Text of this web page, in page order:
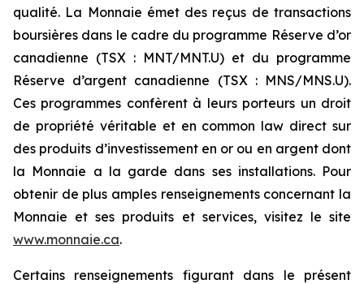
qualité. La Monnaie émet des reçus de transactions
boursières dans le cadre du programme Réserve d’or
canadienne (TSX : MNT/MNT.U) et du programme
Réserve d’argent canadienne (TSX : MNS/MNS.U).
Ces programmes confèrent à leurs porteurs un droit
de propriété véritable et en common law direct sur
des produits d’investissement en or ou en argent dont
la Monnaie a la garde dans ses installations. Pour
obtenir de plus amples renseignements concernant la
Monnaie et ses produits et services, visitez le site
www.monnaie.ca.
Certains renseignements figurant dans le présent